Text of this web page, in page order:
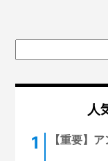
人
【重要】